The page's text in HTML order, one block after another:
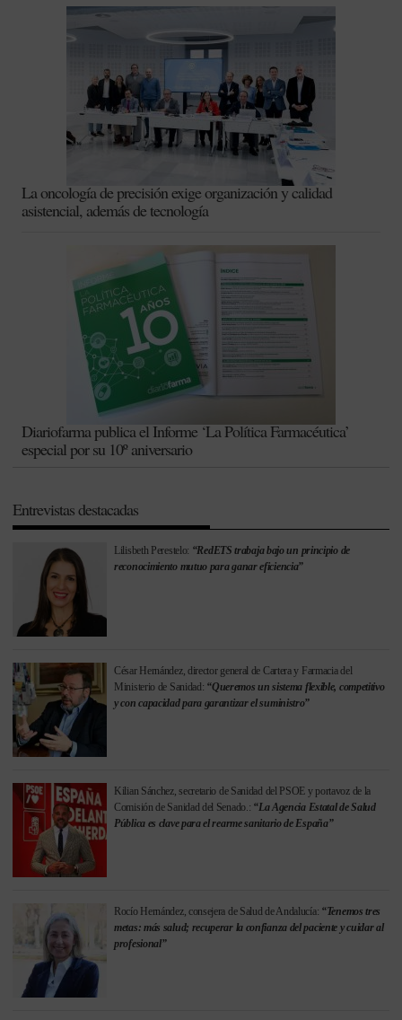
La oncología de precisión exige organización y calidad
asistencial, además de tecnología
Diariofarma publica el Informe ‘La Política Farmacéutica’
especial por su 10º aniversario
Entrevistas destacadas
Lilisbeth Perestelo: “RedETS trabaja bajo un principio de
reconocimiento mutuo para ganar eficiencia”
César Hernández, director general de Cartera y Farmacia del
Ministerio de Sanidad: “Queremos un sistema flexible, competitivo
y con capacidad para garantizar el suministro”
Kilian Sánchez, secretario de Sanidad del PSOE y portavoz de la
Comisión de Sanidad del Senado.: “La Agencia Estatal de Salud
Pública es clave para el rearme sanitario de España”
Rocío Hernández, consejera de Salud de Andalucía: “Tenemos tres
metas: más salud; recuperar la confianza del paciente y cuidar al
profesional”